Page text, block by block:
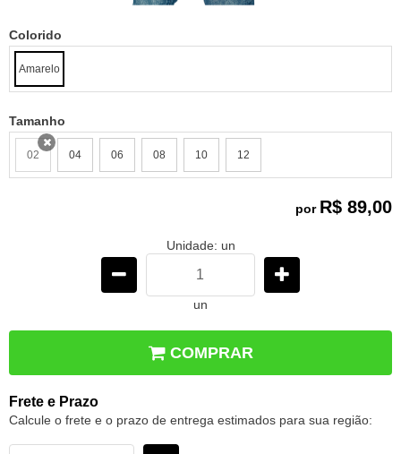
Colorido
Amarelo
Tamanho
02x 04 06 08 10 12
por R$ 89,00
Unidade: un
un
COMPRAR
Frete e Prazo
Calcule o frete e o prazo de entrega estimados para sua região: